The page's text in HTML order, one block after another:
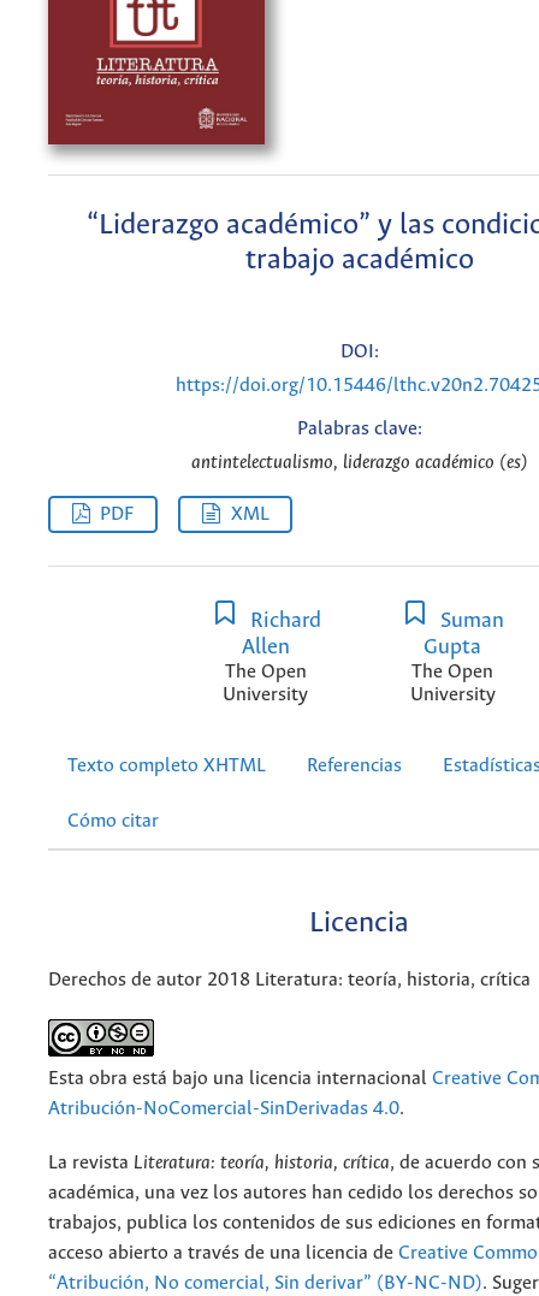
“Liderazgo académico” y las
trabajo académico
DOI:
https://doi.org/10.15446/
Palabras clave:
antintelectualismo, liderazgo académico (es)
PDF XML
Richard
Allen
The Open
University
Suman
Gupta
The Open
University
Texto completo XHTML Referencias
Cómo citar
Licencia
Derechos de autor 2018 Literatura: teoría, historia, crítica
Esta obra está bajo una licencia internacional Creative
Atribución-NoComercial-SinDerivadas 4.0.
La revista Literatura: teoría, historia, crítica, de acuerdo con
académica, una vez los autores han cedido los derechos
trabajos, publica los contenidos de sus ediciones en
acceso abierto a través de una licencia de Creative
“Atribución, No comercial, Sin derivar” (BY-NC-ND).